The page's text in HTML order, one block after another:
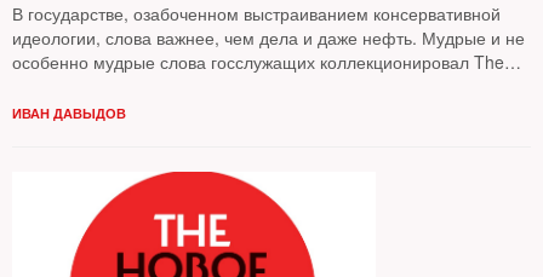
В государстве, озабоченном выстраиванием консервативной
идеологии, слова важнее, чем дела и даже нефть. Мудрые и не
особенно мудрые слова госслужащих коллекционировал The
ИВАН ДАВЫДОВ